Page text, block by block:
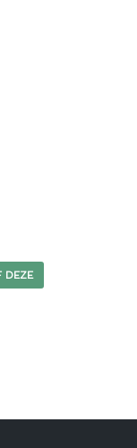
DEZE